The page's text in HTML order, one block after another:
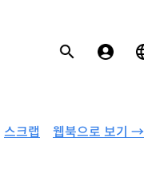
웹북으로 보기 →
스크랩